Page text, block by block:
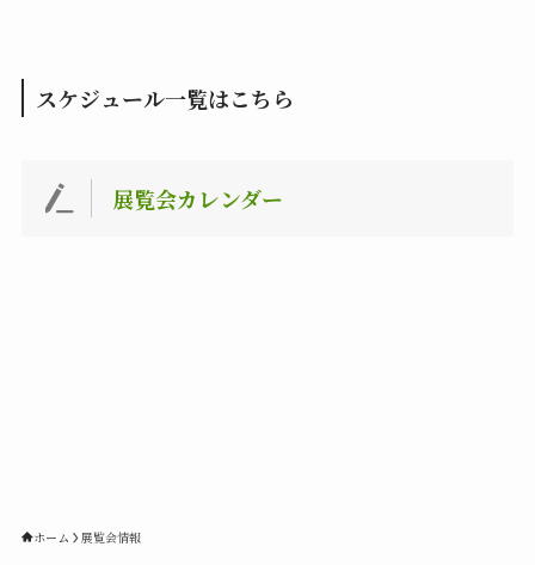
スケジュール一覧はこちら
展覧会カレンダー
ホーム 展覧会情報